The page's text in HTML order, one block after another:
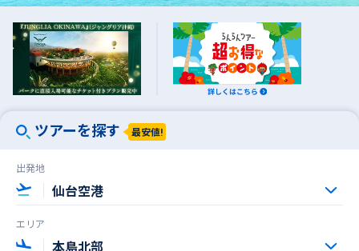
ツアーを探す 最安値!
出発地
エリア